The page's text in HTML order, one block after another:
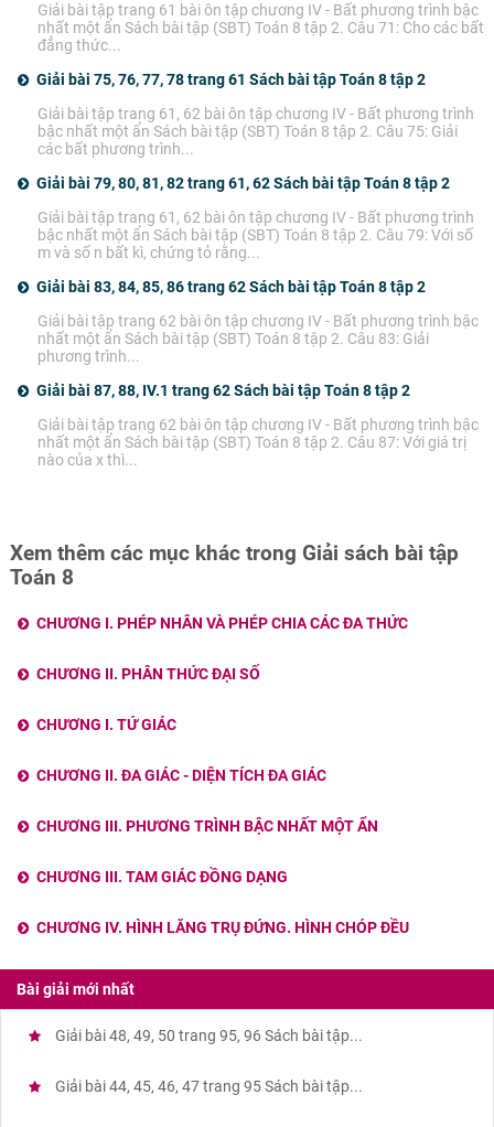
Giải bài tập trang 61 bài ôn tập chương IV - Bất phương trình bậc
nhất một ẩn Sách bài tập (SBT) Toán 8 tập 2. Câu 71: Cho các bất
đẳng thức...
Giải bài 75, 76, 77, 78 trang 61 Sách bài tập Toán 8 tập 2
Giải bài tập trang 61, 62 bài ôn tập chương IV - Bất phương trình
bậc nhất một ẩn Sách bài tập (SBT) Toán 8 tập 2. Câu 75: Giải
các bất phương trình...
Giải bài 79, 80, 81, 82 trang 61, 62 Sách bài tập Toán 8 tập 2
Giải bài tập trang 61, 62 bài ôn tập chương IV - Bất phương trình
bậc nhất một ẩn Sách bài tập (SBT) Toán 8 tập 2. Câu 79: Với số
m và số n bất kì, chứng tỏ rằng...
Giải bài 83, 84, 85, 86 trang 62 Sách bài tập Toán 8 tập 2
Giải bài tập trang 62 bài ôn tập chương IV - Bất phương trình bậc
nhất một ẩn Sách bài tập (SBT) Toán 8 tập 2. Câu 83: Giải
phương trình...
Giải bài 87, 88, IV.1 trang 62 Sách bài tập Toán 8 tập 2
Giải bài tập trang 62 bài ôn tập chương IV - Bất phương trình bậc
nhất một ẩn Sách bài tập (SBT) Toán 8 tập 2. Câu 87: Với giá trị
nào của x thì...
Xem thêm các mục khác trong Giải sách bài tập
Toán 8
CHƯƠNG I. PHÉP NHÂN VÀ PHÉP CHIA CÁC ĐA THỨC
CHƯƠNG II. PHÂN THỨC ĐẠI SỐ
CHƯƠNG I. TỨ GIÁC
CHƯƠNG II. ĐA GIÁC - DIỆN TÍCH ĐA GIÁC
CHƯƠNG III. PHƯƠNG TRÌNH BẬC NHẤT MỘT ẨN
CHƯƠNG III. TAM GIÁC ĐỒNG DẠNG
CHƯƠNG IV. HÌNH LĂNG TRỤ ĐỨNG. HÌNH CHÓP ĐỀU
Bài giải mới nhất
Giải bài 48, 49, 50 trang 95, 96 Sách bài tập...
Giải bài 44, 45, 46, 47 trang 95 Sách bài tập...